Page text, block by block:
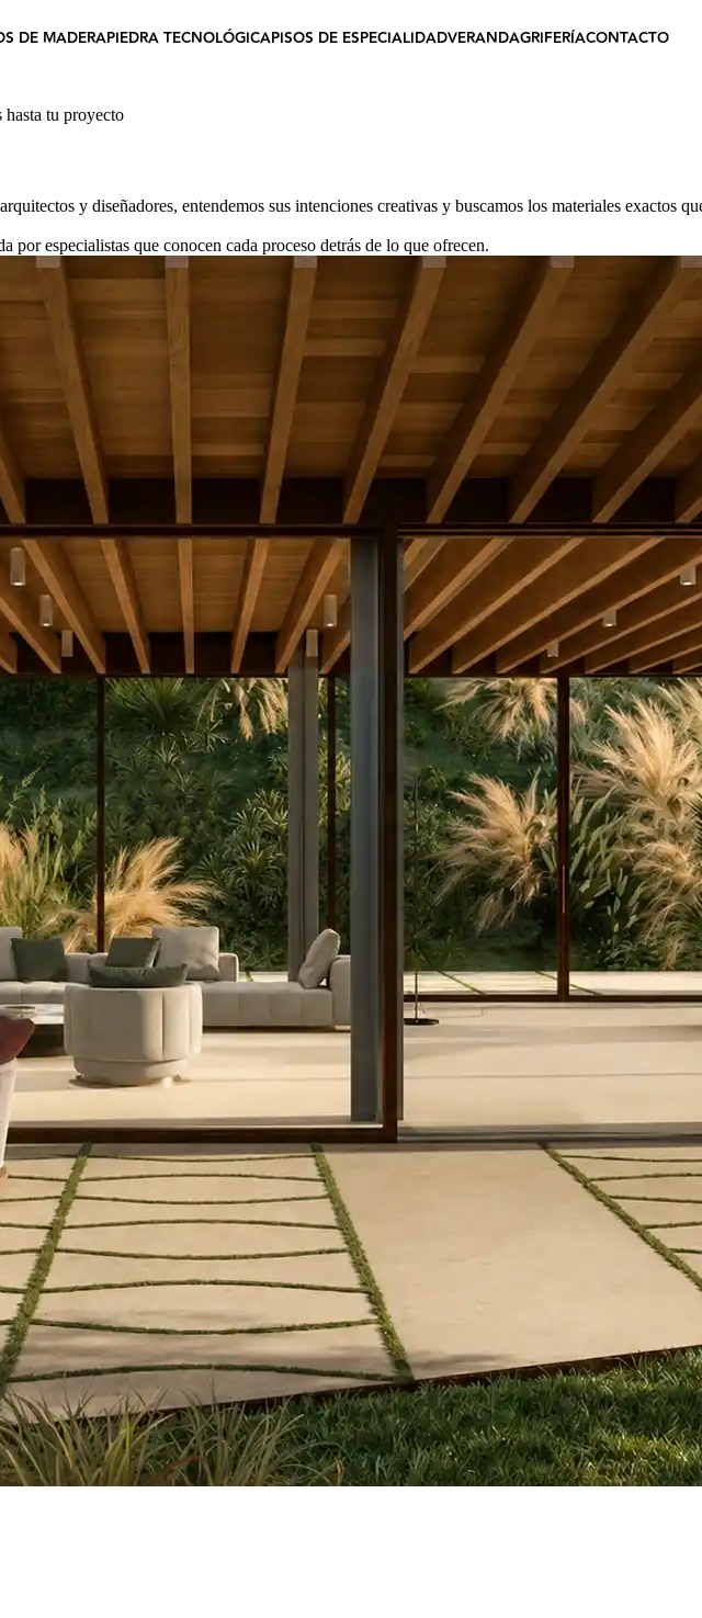
DE MADERAPIEDRA TECNOLÓGICAPISOS DE ESPECIALIDADVERANDAGRIFERÍACONTACTO
tu proyecto
y diseñadores, entendemos sus intenciones creativas y buscamos los materiales exactos
por especialistas que conocen cada proceso detrás de lo que ofrecen.